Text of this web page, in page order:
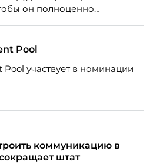
он полноценно
Pool
участвует в номинации
коммуникацию в
штат